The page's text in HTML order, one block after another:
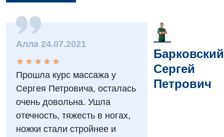
Вакансии
Интернатура
Энциклопедия
Программа лояльности
Диагностика
Диагностическое отделение
Рентгенография
Алла 24.07.2021
★
★
★
★
★
★ ★ ★ ★ ★
Прошла курс массажа у
Сергея Петровича, осталась
очень довольна. Ушла
отечность, тяжесть в ногах,
ножки стали стройнее и
Барковский
Сергей
Петрович